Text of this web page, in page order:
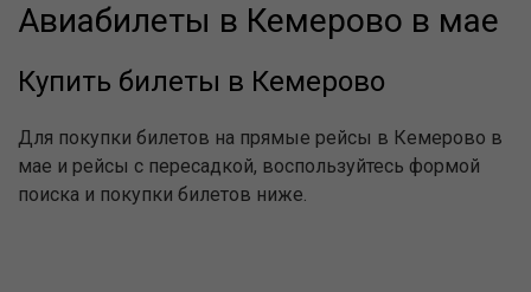
Авиабилеты в Кемерово в мае
Купить билеты в Кемерово
Для покупки билетов на прямые рейсы в Кемерово в
мае и рейсы с пересадкой, воспользуйтесь формой
поиска и покупки билетов ниже.